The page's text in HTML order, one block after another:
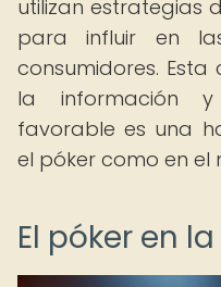
utilizan estrategias
para influir en
consumidores.
la información
favorable es una
el póker como en el
El póker en